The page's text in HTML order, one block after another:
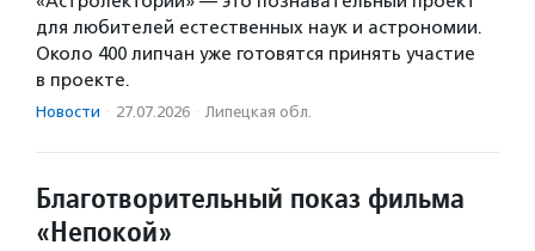
для любителей естественных наук и астрономии.
Около 400 липчан уже готовятся принять участие
в проекте.
Новости · 27.07.2026 · Липецкая обл.
Благотворительный показ фильма
«Непокой»